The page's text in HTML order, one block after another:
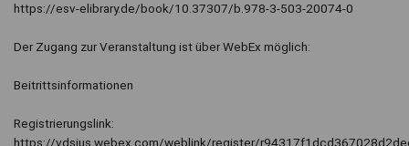
https://esv-elibrary.de/book/10.37307/b.978-3-503-20074-0
Der Zugang zur Veranstaltung ist über WebEx möglich:
Beitrittsinformationen
Registrierungslink:
https://vdsius.webex.com/weblink/register/